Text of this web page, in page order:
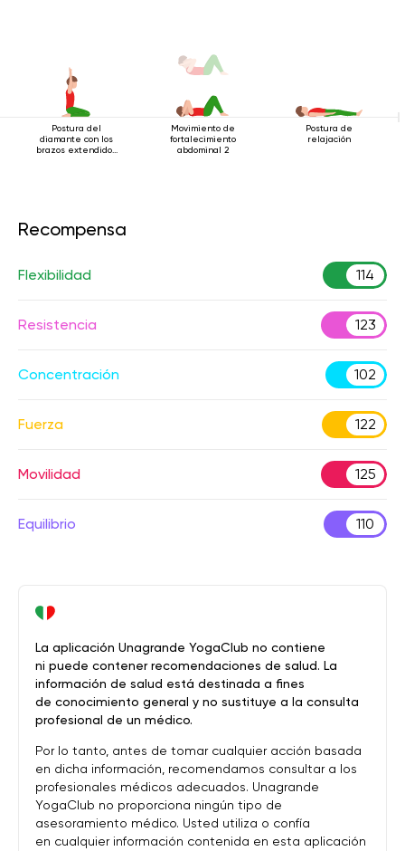
Postura del
diamante con los
brazos extendidos
Movimiento de
fortalecimiento
abdominal 2
Postura de
relajación
Recompensa
Flexibilidad 114
Resistencia 123
Concentración 102
Fuerza 122
Movilidad 125
Equilibrio 110
La aplicación Unagrande YogaClub no contiene
ni puede contener recomendaciones de salud. La
información de salud está destinada a fines
de conocimiento general y no sustituye a la consulta
profesional de un médico.
Por lo tanto, antes de tomar cualquier acción basada
en dicha información, recomendamos consultar a los
profesionales médicos adecuados. Unagrande
YogaClub no proporciona ningún tipo de
asesoramiento médico. Usted utiliza o confía
en cualquier información contenida en esta aplicación